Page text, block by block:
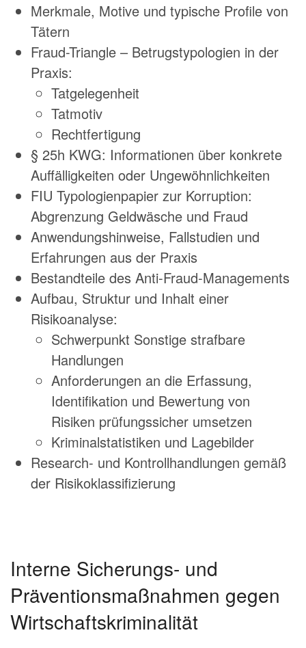
Merkmale, Motive und typische Profile von
Tätern
Fraud-Triangle – Betrugstypologien in der
Praxis:
Tatgelegenheit
Tatmotiv
Rechtfertigung
§ 25h KWG: Informationen über konkrete
Auffälligkeiten oder Ungewöhnlichkeiten
FIU Typologienpapier zur Korruption:
Abgrenzung Geldwäsche und Fraud
Anwendungshinweise, Fallstudien und
Erfahrungen aus der Praxis
Bestandteile des Anti-Fraud-Managements
Aufbau, Struktur und Inhalt einer
Risikoanalyse:
Schwerpunkt Sonstige strafbare
Handlungen
Anforderungen an die Erfassung,
Identifikation und Bewertung von
Risiken prüfungssicher umsetzen
Kriminalstatistiken und Lagebilder
Research- und Kontrollhandlungen gemäß
der Risikoklassifizierung
Interne Sicherungs- und
Präventionsmaßnahmen gegen
Wirtschaftskriminalität